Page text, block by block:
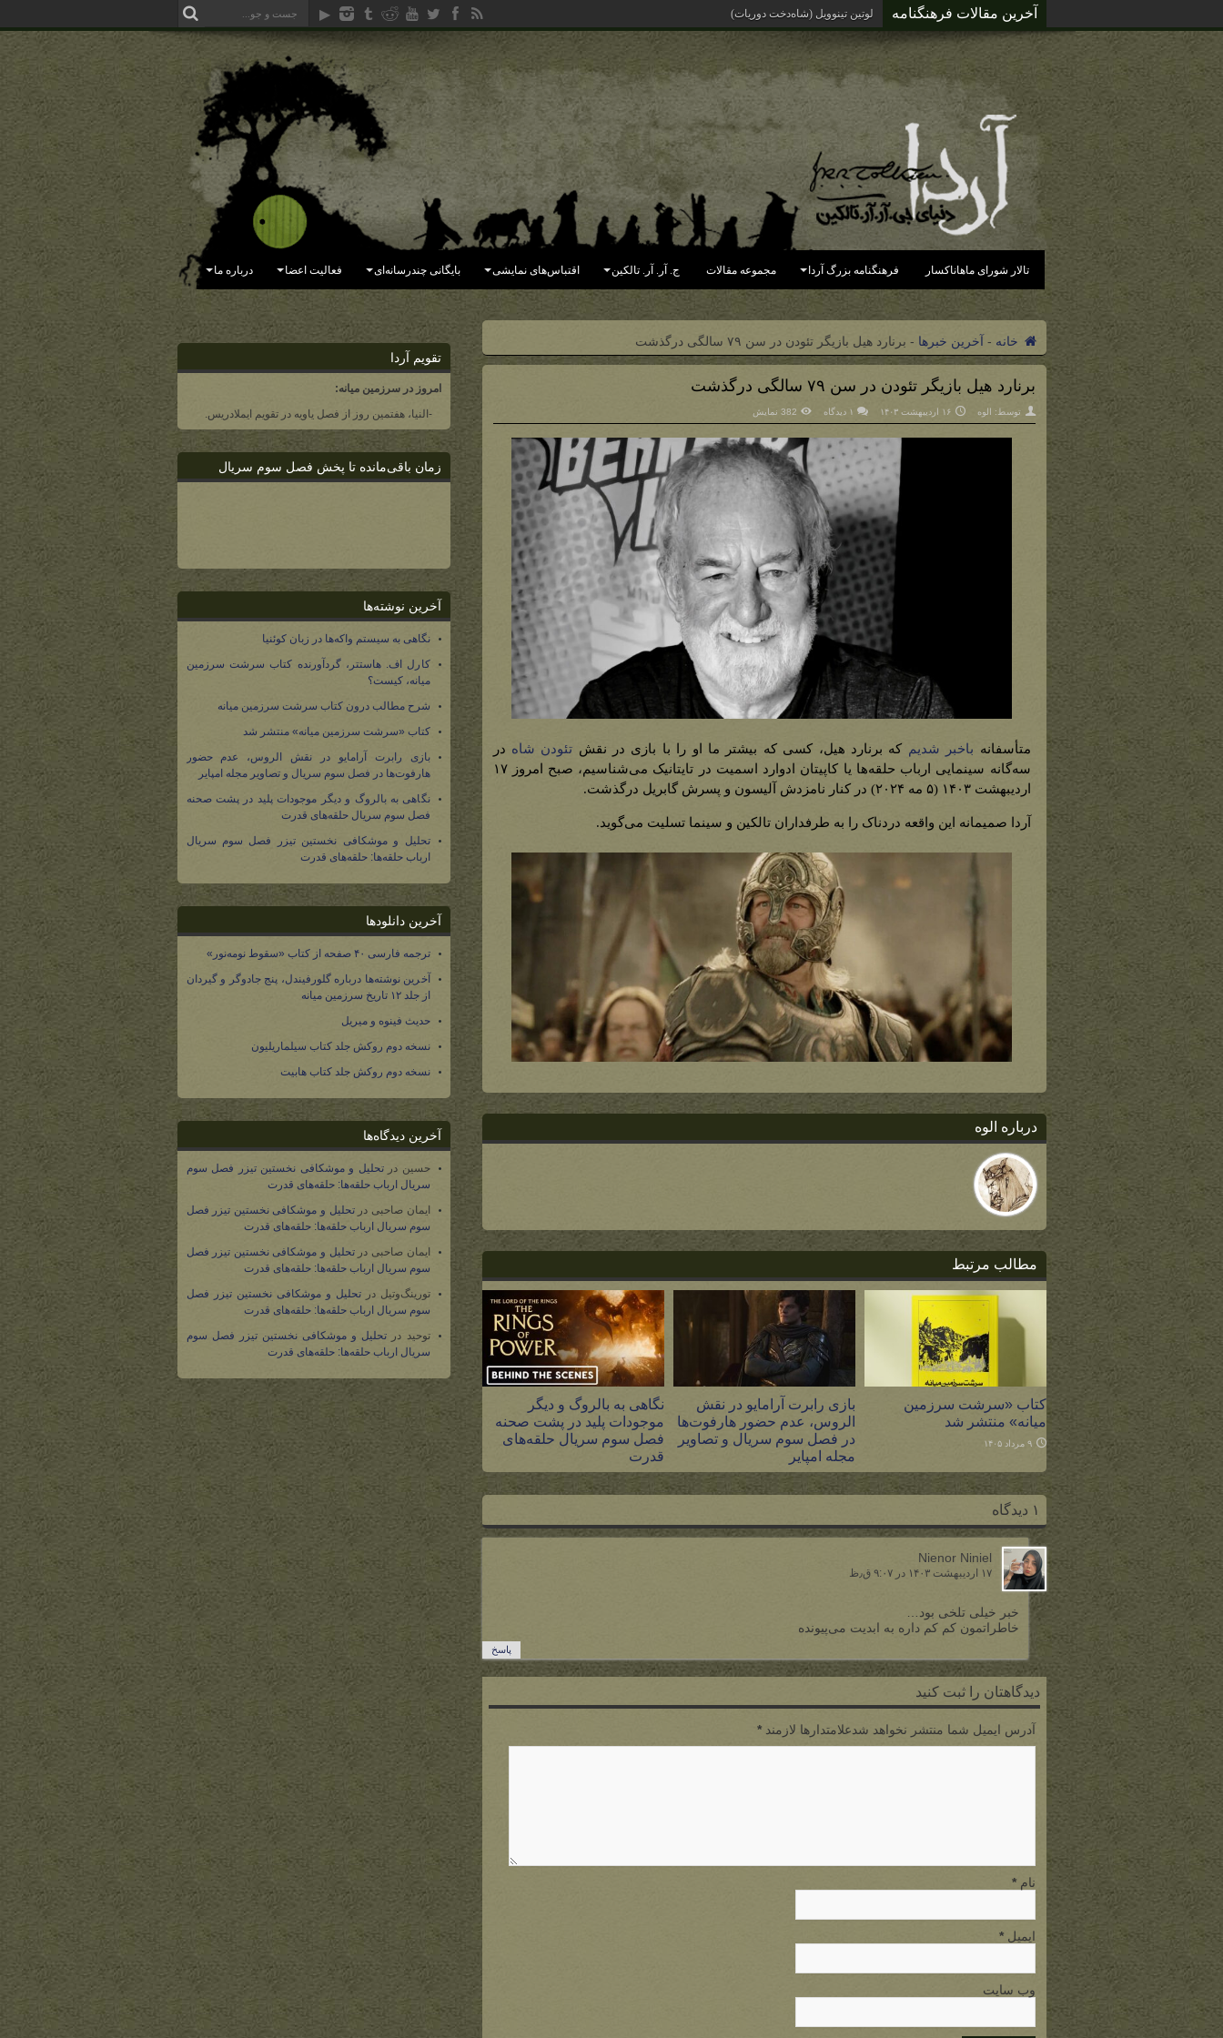
آخرین مقالات فرهنگنامه آردای گزن
تالار شورای ماهاناکسار فرهنگنامه بزرگ آردا مجموعه مقالات ج. آر. آر. تالکین اقتباس‌های نمایشی بایگانی چندرسانه‌ای فعالیت اعضا درباره ما
خانه - آخرین خبرها - برنارد هیل بازیگر تئودن در سن ۷۹ سالگی درگذشت
برنارد هیل بازیگر تئودن در سن ۷۹ سالگی درگذشت
توسط: الوه ۱۶ اردیبهشت ۱۴۰۳ ۱ دیدگاه 382 نمایش
متأسفانه باخبر شدیم که برنارد هیل، کسی که بیشتر ما او را با بازی در نقش تئودن شاه در
سه‌گانه سینمایی ارباب حلقه‌ها یا کاپیتان ادوارد اسمیت در تایتانیک می‌شناسیم، صبح امروز ۱۷
اردیبهشت ۱۴۰۳ (۵ مه ۲۰۲۴) در کنار نامزدش آلیسون و پسرش گابریل درگذشت.
آردا صمیمانه این واقعه دردناک را به طرفداران تالکین و سینما تسلیت می‌گوید.
درباره الوه
مطالب مرتبط
کتاب «سرشت سرزمین
میانه» منتشر شد
۹ مرداد ۱۴۰۵
بازی رابرت آرامایو در نقش
الروس، عدم حضور هارفوت‌ها
در فصل سوم سریال و تصاویر
مجله امپایر
نگاهی به بالروگ و دیگر
موجودات پلید در پشت صحنه
فصل سوم سریال حلقه‌های
قدرت
۱ دیدگاه
Nienor Niniel
۱۷ اردیبهشت ۱۴۰۳ در ۹:۰۷ ق٫ظ
خبر خیلی تلخی بود…
خاطراتمون کم کم داره به ابدیت می‌پیونده
پاسخ
دیدگاهتان را ثبت کنید
آدرس ایمیل شما منتشر نخواهد شدعلامتدارها لازمند*
نام *
ایمیل *
وب سایت
تقویم آردا
امروز در سرزمین میانه:
-النیا، هفتمین روز از فصل یاویه در تقویم ایملادریس.
زمان باقی‌مانده تا پخش فصل سوم سریال
آخرین نوشته‌ها
نگاهی به سیستم واکه‌ها در زبان کوئنیا
کارل اف. هاستتر، گردآورنده کتاب سرشت سرزمین
میانه، کیست؟
شرح مطالب درون کتاب سرشت سرزمین میانه
کتاب «سرشت سرزمین میانه» منتشر شد
بازی رابرت آرامایو در نقش الروس، عدم حضور
هارفوت‌ها در فصل سوم سریال و تصاویر مجله امپایر
نگاهی به بالروگ و دیگر موجودات پلید در پشت صحنه
فصل سوم سریال حلقه‌های قدرت
تحلیل و موشکافی نخستین تیزر فصل سوم سریال
ارباب حلقه‌ها: حلقه‌های قدرت
آخرین دانلودها
ترجمه فارسی ۴۰ صفحه از کتاب «سقوط نومه‌نور»
آخرین نوشته‌ها درباره گلورفیندل، پنج جادوگر و گیردان
از جلد ۱۲ تاریخ سرزمین میانه
حدیث فینوه و میریل
نسخه دوم روکش جلد کتاب سیلماریلیون
نسخه دوم روکش جلد کتاب هابیت
آخرین دیدگاه‌ها
حسین درتحلیل و موشکافی نخستین تیزر فصل سوم
سریال ارباب حلقه‌ها: حلقه‌های قدرت
ایمان صاحبی درتحلیل و موشکافی نخستین تیزر فصل
سوم سریال ارباب حلقه‌ها: حلقه‌های قدرت
ایمان صاحبی درتحلیل و موشکافی نخستین تیزر فصل
سوم سریال ارباب حلقه‌ها: حلقه‌های قدرت
تورینگ‌وتیل درتحلیل و موشکافی نخستین تیزر فصل
سوم سریال ارباب حلقه‌ها: حلقه‌های قدرت
توحید در تحلیل و موشکافی نخستین تیزر فصل سوم
سریال ارباب حلقه‌ها: حلقه‌های قدرت